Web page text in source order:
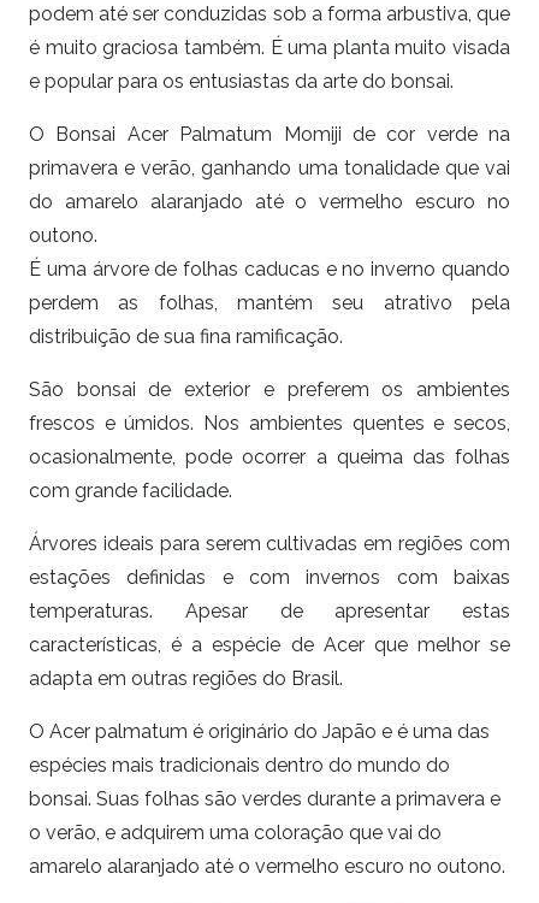
podem até ser conduzidas sob a forma arbustiva, que
é muito graciosa também. É uma planta muito visada
e popular para os entusiastas da arte do bonsai.
O Bonsai Acer Palmatum Momiji de cor verde na
primavera e verão, ganhando uma tonalidade que vai
do amarelo alaranjado até o vermelho escuro no
outono.
É uma árvore de folhas caducas e no inverno quando
perdem as folhas, mantém seu atrativo pela
distribuição de sua fina ramificação.
São bonsai de exterior e preferem os ambientes
frescos e úmidos. Nos ambientes quentes e secos,
ocasionalmente, pode ocorrer a queima das folhas
com grande facilidade.
Árvores ideais para serem cultivadas em regiões com
estações definidas e com invernos com baixas
temperaturas. Apesar de apresentar estas
características, é a espécie de Acer que melhor se
adapta em outras regiões do Brasil.
O Acer palmatum é originário do Japão e é uma das
espécies mais tradicionais dentro do mundo do
bonsai. Suas folhas são verdes durante a primavera e
o verão, e adquirem uma coloração que vai do
amarelo alaranjado até o vermelho escuro no outono.